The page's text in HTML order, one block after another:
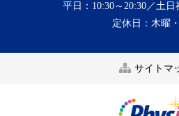
平日：10:30～20:30／土日
定休日：木曜
サイトマ